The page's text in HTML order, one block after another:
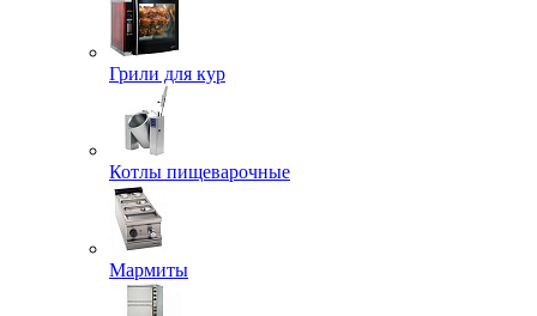
Грили для кур
Котлы пищеварочные
Мармиты